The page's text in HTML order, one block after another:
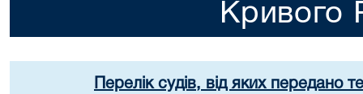
Кривого
Перелік судів, від яких передано